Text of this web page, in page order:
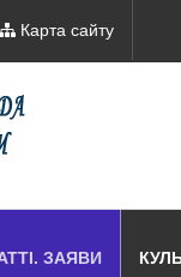
Карта сайту
ЗАЯВИ